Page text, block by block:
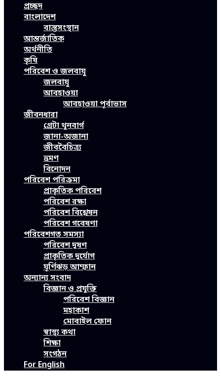
প্রচ্ছদ
বাংলাদেশ
বাস্তুসংস্থান
আন্তর্জাতিক
অর্থনীতি
কৃষি
পরিবেশ ও জলবায়ু
জলবায়ু
আবহাওয়া
আবহাওয়া পূর্বাভাস
জীবনধারা
গ্রেটা থুনবার্গ
জানা-অজানা
জীববৈচিত্র্য
ভ্রমণ
বিনোদন
পরিবেশ পরিক্রমা
প্রাকৃতিক পরিবেশ
পরিবেশ রক্ষা
পরিবেশ বিশ্লেষন
পরিবেশ গবেষণা
পরিবেশগত সমস্যা
পরিবেশ দূষণ
প্রাকৃতিক দুর্যোগ
ঘূর্ণিঝড় আম্ফান
অন্যান্য সংবাদ
বিজ্ঞান ও প্রযুক্তি
পরিবেশ বিজ্ঞান
মহাকাশ
মোবাইল ফোন
স্বাস্থ্য কথা
শিক্ষা
সংগঠন
For English